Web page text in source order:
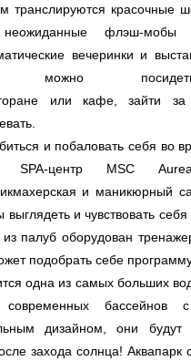
транслируются красочные
неожиданные флэш-
вечеринки и
можно
или кафе, зайти за
и побаловать себя во
SPA-центр MSC
и маникюрный
и чувствовать
палуб оборудован
подобрать себе программу
одна из самых больших
бассейнов с
дизайном, они будут
захода солнца! Аквапарк